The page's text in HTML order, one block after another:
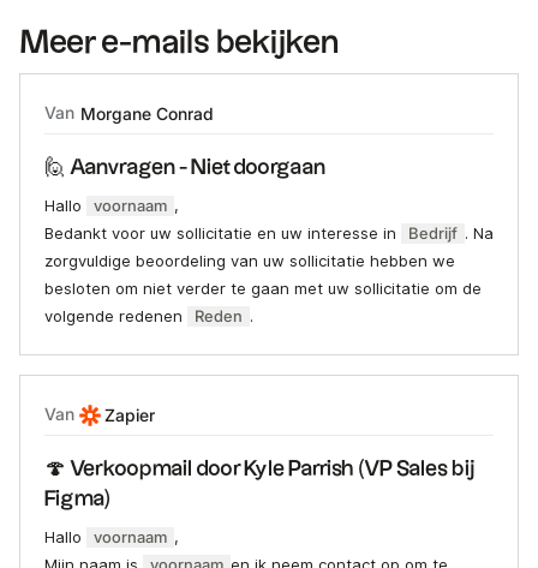
Meer e-mails bekijken
Van Morgane Conrad
🙋 Aanvragen - Niet doorgaan
Hallo voornaam ,
Bedankt voor uw sollicitatie en uw interesse in
Bedrijf . Na
zorgvuldige beoordeling van uw sollicitatie hebben we
besloten om niet verder te gaan met uw sollicitatie om de
volgende redenen
Reden .
Van Zapier
🍄 Verkoopmail door Kyle Parrish (VP Sales bij
Figma)
Hallo voornaam ,‍
Mijn naam is
voornaam en ik neem contact op om te